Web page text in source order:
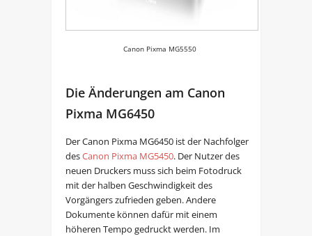
Canon Pixma MG5550
Die Änderungen am Canon
Pixma MG6450
Der Canon Pixma MG6450 ist der Nachfolger
desCanon Pixma MG5450. Der Nutzer des
neuen Druckers muss sich beim Fotodruck
mit der halben Geschwindigkeit des
Vorgängers zufrieden geben. Andere
Dokumente können dafür mit einem
höheren Tempo gedruckt werden. Im